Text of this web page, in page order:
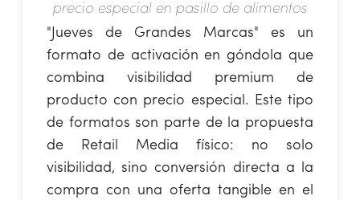
precio especial en pasillo de alimentos
"Jueves de Grandes Marcas" es un
formato de activación en góndola que
combina visibilidad premium de
producto con precio especial. Este tipo
de formatos son parte de la propuesta
de Retail Media físico: no solo
visibilidad, sino conversión directa a la
compra con una oferta tangible en el